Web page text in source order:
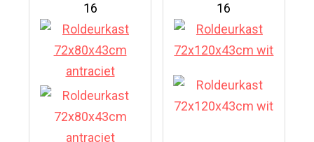
16 16